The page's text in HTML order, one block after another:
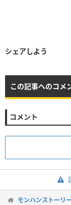
シェアしよう
この記事へのコメ
コメント
モンハンストーリ